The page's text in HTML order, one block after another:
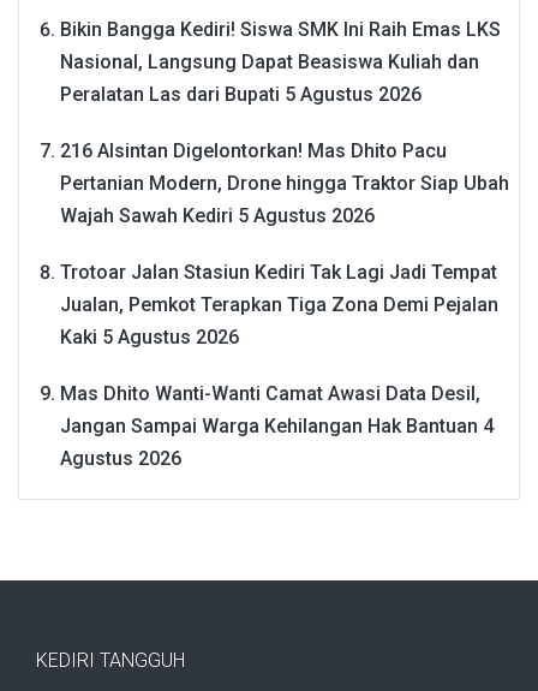
Bikin Bangga Kediri! Siswa SMK Ini Raih Emas LKS
Nasional, Langsung Dapat Beasiswa Kuliah dan
Peralatan Las dari Bupati 5 Agustus 2026
216 Alsintan Digelontorkan! Mas Dhito Pacu
Pertanian Modern, Drone hingga Traktor Siap Ubah
Wajah Sawah Kediri 5 Agustus 2026
Trotoar Jalan Stasiun Kediri Tak Lagi Jadi Tempat
Jualan, Pemkot Terapkan Tiga Zona Demi Pejalan
Kaki 5 Agustus 2026
Mas Dhito Wanti-Wanti Camat Awasi Data Desil,
Jangan Sampai Warga Kehilangan Hak Bantuan 4
Agustus 2026
KEDIRI TANGGUH